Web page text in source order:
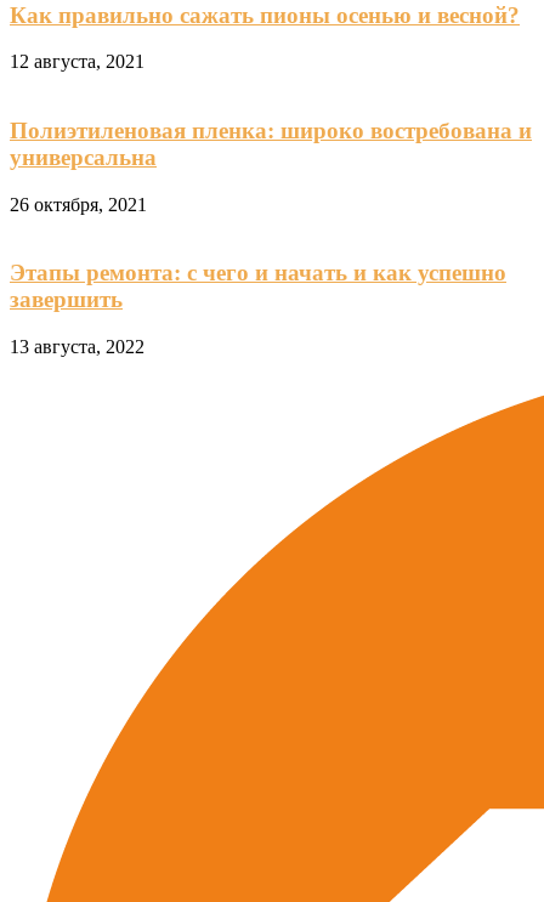
Как правильно сажать пионы осенью и весной?
12 августа, 2021
Полиэтиленовая пленка: широко востребована и
универсальна
26 октября, 2021
Этапы ремонта: с чего и начать и как успешно
завершить
13 августа, 2022